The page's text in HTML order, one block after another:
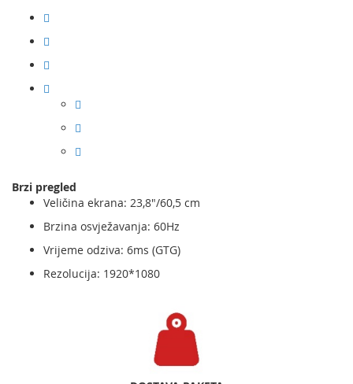
Brzi pregled
Veličina ekrana: 23,8"/60,5 cm
Brzina osvježavanja: 60Hz
Vrijeme odziva: 6ms (GTG)
Rezolucija: 1920*1080